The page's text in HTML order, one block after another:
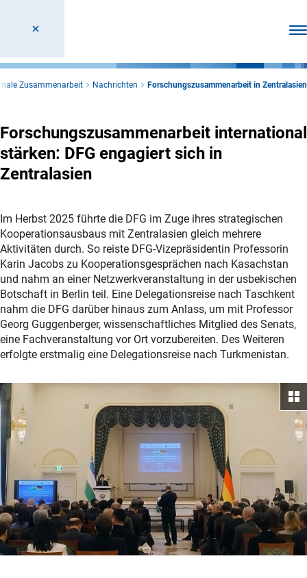
Zusammenarbeit Nachrichten Forschungszusammenarbeit in Zentralasien
Forschungszusammenarbeit international
stärken: DFG engagiert sich in
Zentralasien
Im Herbst 2025 führte die DFG im Zuge ihres strategischen
Kooperationsausbaus mit Zentralasien gleich mehrere
Aktivitäten durch. So reiste DFG-Vizepräsidentin Professorin
Karin Jacobs zu Kooperationsgesprächen nach Kasachstan
und nahm an einer Netzwerkveranstaltung in der usbekischen
Botschaft in Berlin teil. Eine Delegationsreise nach Taschkent
nahm die DFG darüber hinaus zum Anlass, um mit Professor
Georg Guggenberger, wissenschaftliches Mitglied des Senats,
eine Fachveranstaltung vor Ort vorzubereiten. Des Weiteren
erfolgte erstmalig eine Delegationsreise nach Turkmenistan.